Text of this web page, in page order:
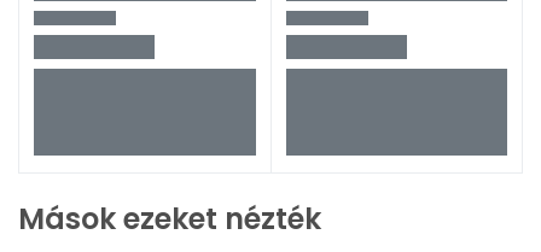
Mások ezeket nézték